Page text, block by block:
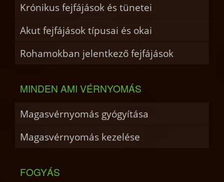
Krónikus fejfájások és tünetei
Akut fejfájások típusai és okai
Rohamokban jelentkező fejfájások
MINDEN AMI VÉRNYOMÁS
Magasvérnyomás gyógyítása
Magasvérnyomás kezelése
FOGYÁS